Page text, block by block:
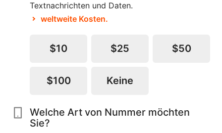
Textnachrichten und Daten.
weltweite Kosten.
$10 $25 $50
$100 Keine
Welche Art von Nummer möchten
Sie?